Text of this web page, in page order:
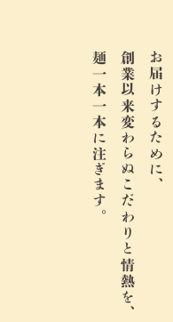
お届けするために、
創業以来変わらぬこだわりと情熱を、
麺一本一本に注ぎます。